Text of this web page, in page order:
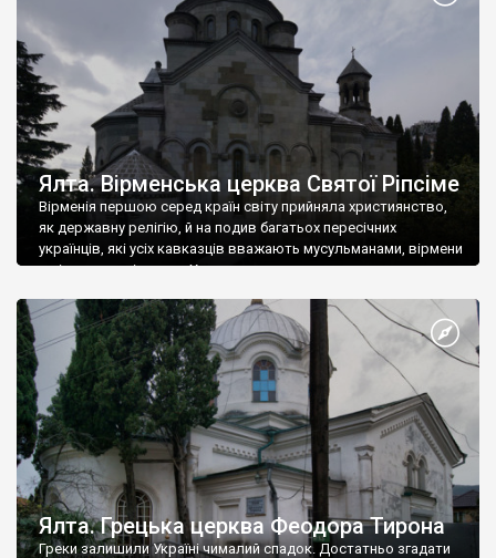
Ялта. Вірменська церква Святої Ріпсіме
Вірменія першою серед країн світу прийняла християнство,
як державну релігію, й на подив багатьох пересічних
українців, які усіх кавказців вважають мусульманами, вірмени
є відданими вірянами Христа
Ялта. Грецька церква Феодора Тирона
Греки залишили Україні чималий спадок. Достатньо згадати